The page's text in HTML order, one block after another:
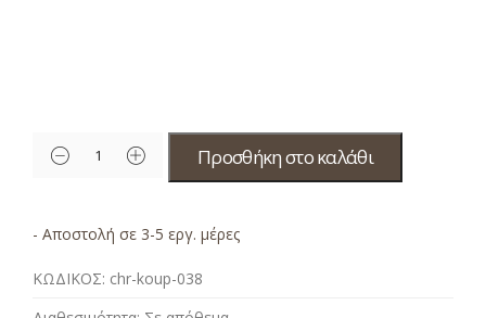
Προσθήκη στο καλάθι
- Αποστολή σε 3-5 εργ. μέρες
ΚΩΔΙΚΟΣ: chr-koup-038